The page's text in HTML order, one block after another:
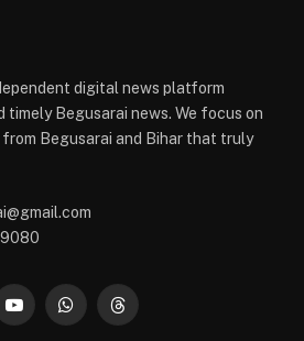
digital news platform
Begusarai news. We focus on
Begusarai and Bihar that truly
YouTubeWhatsAppThreads